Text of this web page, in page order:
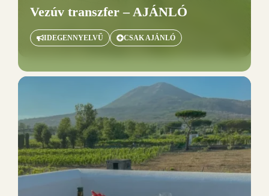
Vezúv transzfer – AJÁNLÓ
IDEGENNYELVŰ CSAK AJÁNLÓ